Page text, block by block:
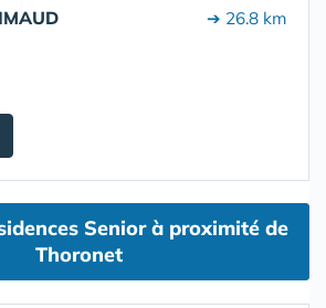
➔ 26.8 km
Senior à proximité de
Thoronet